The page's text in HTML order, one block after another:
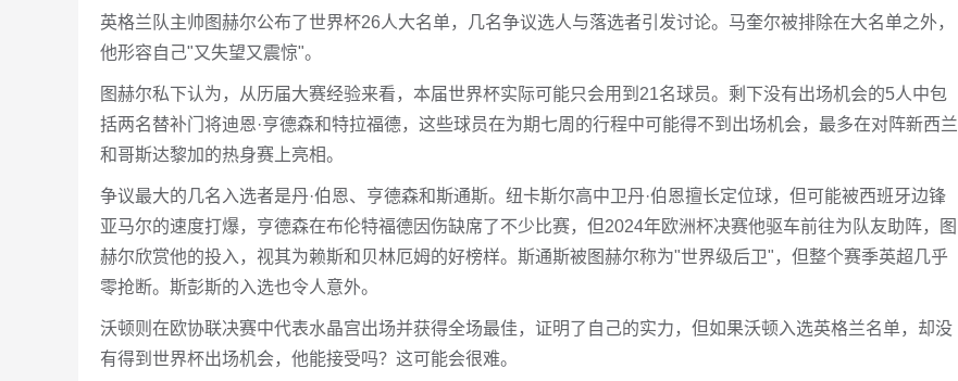
英格兰队主帅图赫尔公布了世界杯26人大名单，几名争议选人与落选者引发讨论。马奎尔被排除在大名单之外，
他形容自己"又失望又震惊"。
图赫尔私下认为，从历届大赛经验来看，本届世界杯实际可能只会用到21名球员。剩下没有出场机会的5人中包
括两名替补门将迪恩·亨德森和特拉福德，这些球员在为期七周的行程中可能得不到出场机会，最多在对阵新西兰
和哥斯达黎加的热身赛上亮相。
争议最大的几名入选者是丹·伯恩、亨德森和斯通斯。纽卡斯尔高中卫丹·伯恩擅长定位球，但可能被西班牙边锋
亚马尔的速度打爆，亨德森在布伦特福德因伤缺席了不少比赛，但2024年欧洲杯决赛他驱车前往为队友助阵，图
赫尔欣赏他的投入，视其为赖斯和贝林厄姆的好榜样。斯通斯被图赫尔称为"世界级后卫"，但整个赛季英超几乎
零抢断。斯彭斯的入选也令人意外。
沃顿则在欧协联决赛中代表水晶宫出场并获得全场最佳，证明了自己的实力，但如果沃顿入选英格兰名单，却没
有得到世界杯出场机会，他能接受吗？这可能会很难。